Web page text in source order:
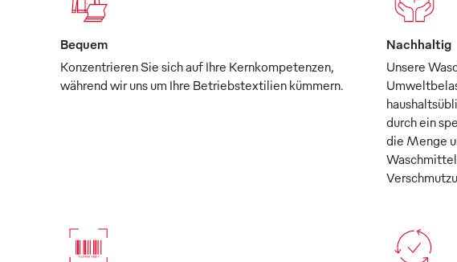
Bequem
Konzentrieren Sie sich auf Ihre Kernkompetenzen,
während wir uns um Ihre Betriebstextilien kümmern.
Nachhaltig
Unsere
durch ein
die Menge